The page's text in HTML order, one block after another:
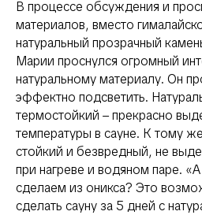
В процессе обсуждения и
материалов, вместо
натуральный прозрачный
Марии проснулся огромный
натуральному материалу. Он
эффектно подсветить.
термостойкий – прекрасно
температуры в сауне. К тому
стойкий и безвредный, не
при нагреве и водяном паре.
сделаем из оникса? Это
сделать сауну за 5 дней с